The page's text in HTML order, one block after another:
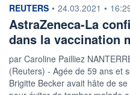
information fournie par
REUTERS • 24.03.2021 •
AstraZeneca-La
dans la vaccination
par Caroline Pailliez
(Reuters) - Agée de 59 ans et
Brigitte Becker avait hâte de